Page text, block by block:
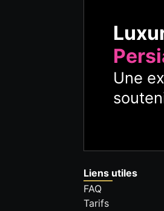
Une
Liens utiles
FAQ
Tarifs